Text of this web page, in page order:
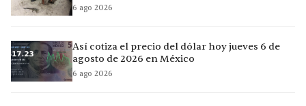
6 ago 2026
Así cotiza el precio del dólar hoy jueves 6 de
agosto de 2026 en México
6 ago 2026